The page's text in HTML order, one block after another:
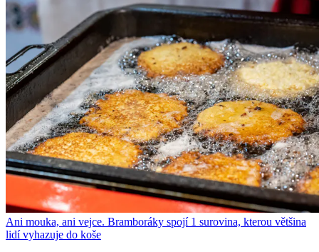
Ani mouka, ani vejce. Bramboráky spojí 1 surovina, kterou většina
lidí vyhazuje do koše